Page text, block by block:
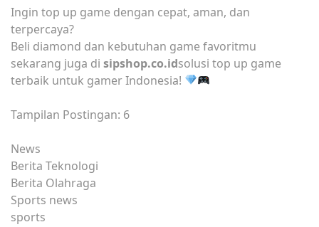
Ingin top up game dengan cepat, aman, dan
terpercaya?
Beli diamond dan kebutuhan game favoritmu
sekarang juga di sipshop.co.idsolusi top up game
terbaik untuk gamer Indonesia!
Tampilan Postingan: 6
News
Berita Teknologi
Berita Olahraga
Sports news
sports